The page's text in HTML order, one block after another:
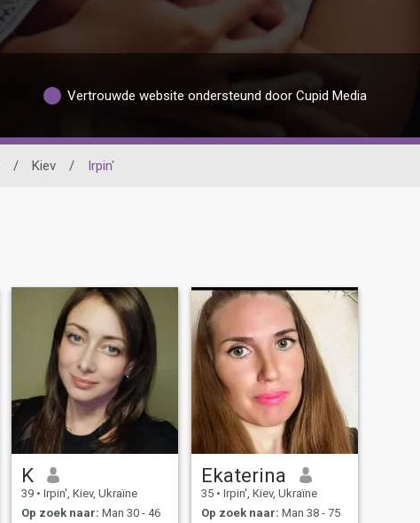
Vertrouwde website ondersteund door Cupid Media
/ Kiev / Irpin'
K
39 • Irpin', Kiev, Ukraïne
Op zoek naar: Man 30 - 46
Ekaterina
35 • Irpin', Kiev, Ukraïne
Op zoek naar: Man 38 - 75